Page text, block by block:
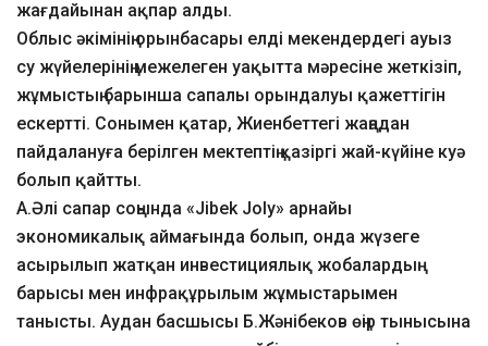
жағдайынан ақпар алды.
Облыс әкімінің орынбасары елді мекендердегі ауыз
су жүйелерінің межелеген уақытта мәресіне жеткізіп,
жұмыстың барынша сапалы орындалуы қажеттігін
ескертті. Сонымен қатар, Жиенбеттегі жаңадан
пайдалануға берілген мектептің қазіргі жай-күйіне куә
болып қайтты.
А.Әлі сапар соңында «Jibek Joly» арнайы
экономикалық аймағында болып, онда жүзеге
асырылып жатқан инвестициялық жобалардың
барысы мен инфрақұрылым жұмыстарымен
танысты. Аудан басшысы Б.Жәнібеков өңір тынысына